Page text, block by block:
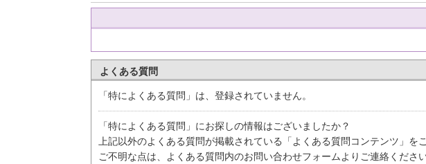
よくある質問
「特によくある質問」は、登録されていません。
「特によくある質問」にお探しの情報はございましたか？
上記以外のよくある質問が掲載されている「よくある質問コンテンツ」を
ご不明な点は、よくある質問内のお問い合わせフォームよりご連絡ください